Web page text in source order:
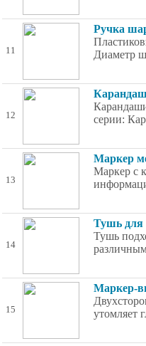
11
Ручка
Диаметр
12
серии:
13
Маркер
Маркер с
14
Тушь для
Тушь
15
Маркер-
утомляет